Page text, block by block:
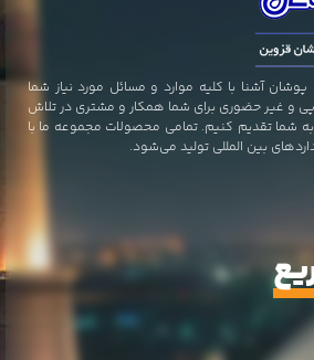
آشنا با کلیه موارد و مسائل مورد نیاز شما
و غیر حضوری برای شما همکار و مشتری در تلاش
شما تقدیم کنیم. تمامی محصولات مجموعه ما با
بین المللی تولید می‌شود.